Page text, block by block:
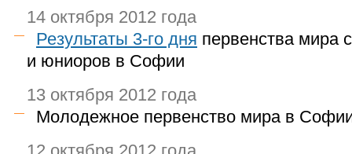
14 октября 2012 года
Результаты 3-го дня первенства мира
и юниоров в Софии
13 октября 2012 года
Молодежное первенство мира в